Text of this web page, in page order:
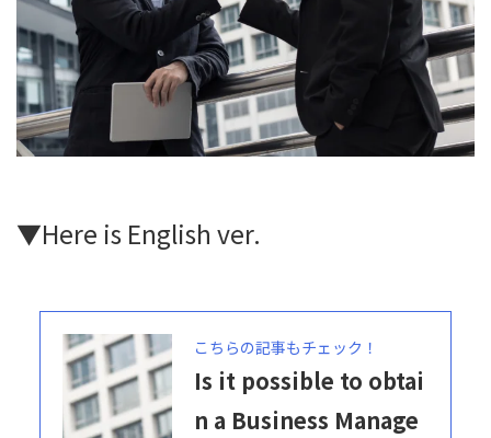
▼Here is English ver.
こちらの記事もチェック！
Is it possible to obtai
n a Business Manage